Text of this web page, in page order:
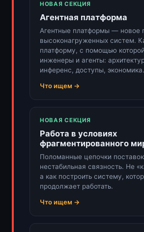
НОВАЯ СЕКЦИЯ
Агентная платформа
Агентные платформы — новое
высоконагруженных систем.
платформу, с помощью
инженеры и агенты:
инференс, доступы, экономика.
Что ищем →
НОВАЯ СЕКЦИЯ
Работа в условиях
фрагментированного
Поломанные цепочки
нестабильная связность. Не
а как построить систему,
продолжает работать.
Что ищем →